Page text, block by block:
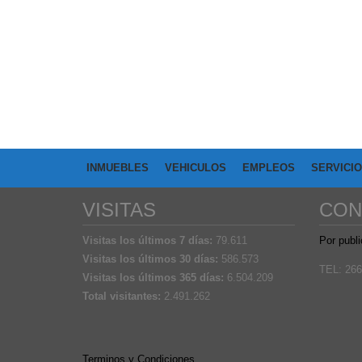
INMUEBLES VEHICULOS EMPLEOS
VISITAS
Visitas los últimos 7 días: 79.611
Visitas los últimos 30 días: 586.573
Visitas los últimos 365 días: 6.504.209
Total visitantes: 2.491.262
Por
TEL:
Terminos y Condiciones